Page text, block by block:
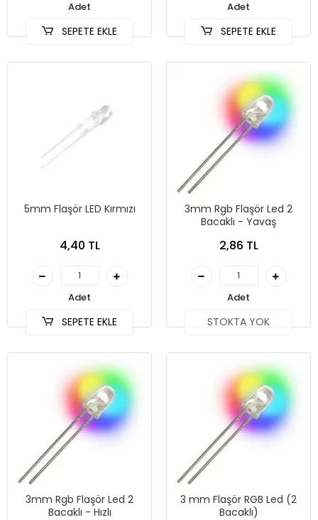
Adet
SEPETE EKLE
Adet
SEPETE EKLE
5mm Flaşör LED Kırmızı
4,40 TL
Adet
SEPETE EKLE
3mm Rgb Flaşör Led 2
Bacaklı - Yavaş
2,86 TL
Adet
STOKTA YOK
3mm Rgb Flaşör Led 2
Bacaklı - Hızlı
3 mm Flaşör RGB Led (2
Bacaklı)